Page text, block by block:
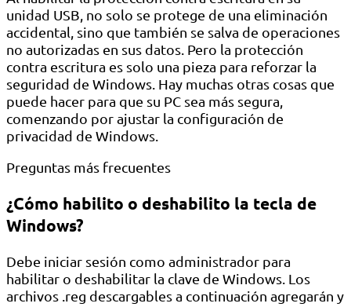
unidad USB, no solo se protege de una eliminación
accidental, sino que también se salva de operaciones
no autorizadas en sus datos. Pero la protección
contra escritura es solo una pieza para reforzar la
seguridad de Windows. Hay muchas otras cosas que
puede hacer para que su PC sea más segura,
comenzando por ajustar la configuración de
privacidad de Windows.
Preguntas más frecuentes
¿Cómo habilito o deshabilito la tecla de
Windows?
Debe iniciar sesión como administrador para
habilitar o deshabilitar la clave de Windows. Los
archivos .reg descargables a continuación agregarán y